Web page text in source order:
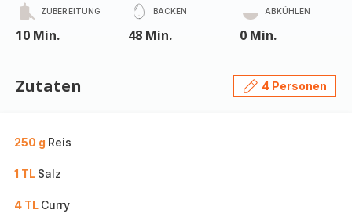
ZUBEREITUNG
10 Min.
BACKEN
48 Min.
ABKÜHLEN
0 Min.
Zutaten 4 Personen
250 g Reis
1 TL Salz
4 TL Curry